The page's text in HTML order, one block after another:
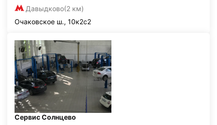
Давыдково(2 км)
Очаковское ш., 10к2с2
Сервис Солнцево